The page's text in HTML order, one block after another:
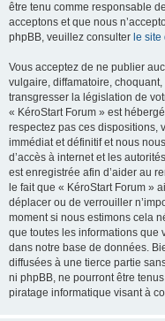
être tenu comme responsable
acceptons et que nous
phpBB, veuillez consulter le
Vous acceptez de ne publier
vulgaire, diffamatoire,
transgresser la législation de
« KéroStart Forum » est
respectez pas ces dispositions,
immédiat et définitif et nous
d’accès à internet et les
est enregistrée afin d’aider au
le fait que « KéroStart Forum »
déplacer ou de verrouiller
moment si nous estimons cela
que toutes les informations que
dans notre base de données.
diffusées à une tierce partie
ni phpBB, ne pourront être
piratage informatique visant à